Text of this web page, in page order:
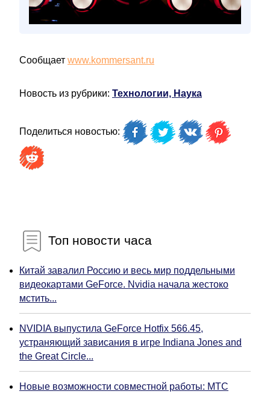
Сообщает www.kommersant.ru
Новость из рубрики: Технологии, Наука
Поделиться новостью:
Топ новости часа
Китай завалил Россию и весь мир поддельными
видеокартами GeForce. Nvidia начала жестоко
мстить...
NVIDIA выпустила GeForce Hotfix 566.45,
устраняющий зависания в игре Indiana Jones and
the Great Circle...
Новые возможности совместной работы: МТС